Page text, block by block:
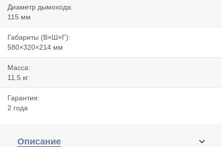
Диаметр дымохода:
115 мм
Габариты (В×Ш×Г):
580×320×214 мм
Масса:
11,5 кг
Гарантия:
2 года
Описание